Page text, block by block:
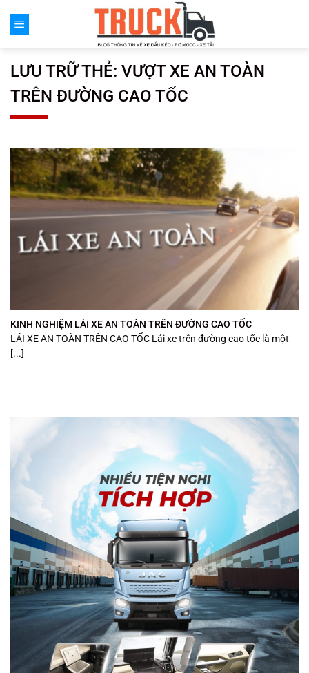
đến
LƯU TRỮ THẺ: VƯỢT XE AN TOÀN
TRÊN ĐƯỜNG CAO TỐC
KINH NGHIỆM LÁI XE AN TOÀN TRÊN ĐƯỜNG CAO TỐC
LÁI XE AN TOÀN TRÊN CAO TỐC Lái xe trên đường cao tốc là một
[...]